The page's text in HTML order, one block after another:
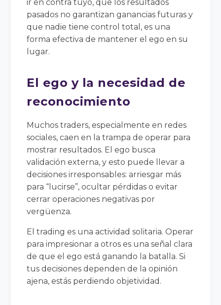
ir en contra tuyo, que los resultados
pasados no garantizan ganancias futuras y
que nadie tiene control total, es una
forma efectiva de mantener el ego en su
lugar.
El ego y la necesidad de
reconocimiento
Muchos traders, especialmente en redes
sociales, caen en la trampa de operar para
mostrar resultados. El ego busca
validación externa, y esto puede llevar a
decisiones irresponsables: arriesgar más
para “lucirse”, ocultar pérdidas o evitar
cerrar operaciones negativas por
vergüenza.
El trading es una actividad solitaria. Operar
para impresionar a otros es una señal clara
de que el ego está ganando la batalla. Si
tus decisiones dependen de la opinión
ajena, estás perdiendo objetividad.